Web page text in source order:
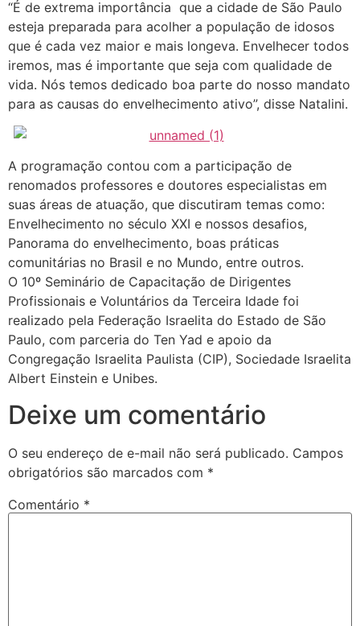
“É de extrema importância que a cidade de São Paulo
esteja preparada para acolher a população de idosos
que é cada vez maior e mais longeva. Envelhecer todos
iremos, mas é importante que seja com qualidade de
vida. Nós temos dedicado boa parte do nosso mandato
para as causas do envelhecimento ativo”, disse Natalini.
A programação contou com a participação de
renomados professores e doutores especialistas em
suas áreas de atuação, que discutiram temas como:
Envelhecimento no século XXI e nossos desafios,
Panorama do envelhecimento, boas práticas
comunitárias no Brasil e no Mundo, entre outros.
O 10º Seminário de Capacitação de Dirigentes
Profissionais e Voluntários da Terceira Idade foi
realizado pela Federação Israelita do Estado de São
Paulo, com parceria do Ten Yad e apoio da
Congregação Israelita Paulista (CIP), Sociedade Israelita
Albert Einstein e Unibes.
Deixe um comentário
O seu endereço de e-mail não será publicado. Campos
obrigatórios são marcados com *
Comentário *